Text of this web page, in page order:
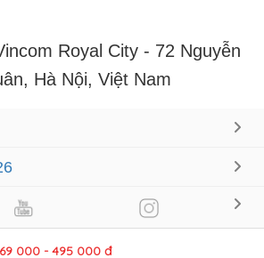
Royal City - 72 Nguyễn
Hà Nội, Việt Nam
69 000 - 495 000 đ